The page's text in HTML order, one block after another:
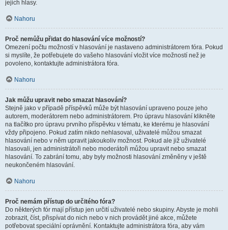
jejich hlasy.
Nahoru
Proč nemůžu přidat do hlasování více možností?
Omezení počtu možností v hlasování je nastaveno administrátorem fóra. Pokud
si myslíte, že potřebujete do vašeho hlasování vložit více možností než je
povoleno, kontaktujte administrátora fóra.
Nahoru
Jak můžu upravit nebo smazat hlasování?
Stejně jako v případě příspěvků může být hlasování upraveno pouze jeho
autorem, moderátorem nebo administrátorem. Pro úpravu hlasování klikněte
na tlačítko pro úpravu prvního příspěvku v tématu, ke kterému je hlasování
vždy připojeno. Pokud zatím nikdo nehlasoval, uživatelé můžou smazat
hlasování nebo v něm upravit jakoukoliv možnost. Pokud ale již uživatelé
hlasovali, jen administrátoři nebo moderátoři můžou upravit nebo smazat
hlasování. To zabrání tomu, aby byly možnosti hlasování změněny v ještě
neukončeném hlasování.
Nahoru
Proč nemám přístup do určitého fóra?
Do některých fór mají přístup jen určití uživatelé nebo skupiny. Abyste je mohli
zobrazit, číst, přispívat do nich nebo v nich provádět jiné akce, můžete
potřebovat speciální oprávnění. Kontaktujte administrátora fóra, aby vám